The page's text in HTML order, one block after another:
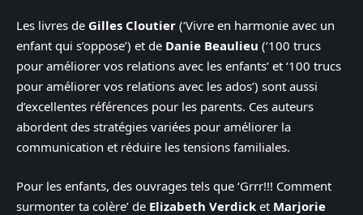
Les livres de Gilles Cloutier (‘Vivre en harmonie avec un
enfant qui s’oppose’) et de Danie Beaulieu (‘100 trucs
pour améliorer vos relations avec les enfants’ et ‘100 trucs
pour améliorer vos relations avec les ados’) sont aussi
d’excellentes références pour les parents. Ces auteurs
abordent des stratégies variées pour améliorer la
communication et réduire les tensions familiales.
Pour les enfants, des ouvrages tels que ‘Grrr!!! Comment
surmonter ta colère’ de Elizabeth Verdick et Marjorie